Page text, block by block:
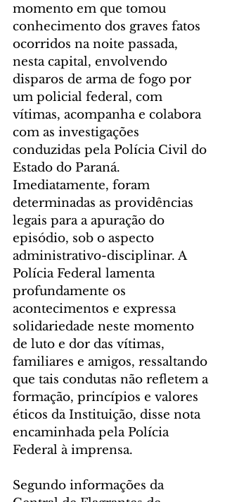
momento em que tomou
conhecimento dos graves fatos
ocorridos na noite passada,
nesta capital, envolvendo
disparos de arma de fogo por
um policial federal, com
vítimas, acompanha e colabora
com as investigações
conduzidas pela Polícia Civil do
Estado do Paraná.
Imediatamente, foram
determinadas as providências
legais para a apuração do
episódio, sob o aspecto
administrativo-disciplinar. A
Polícia Federal lamenta
profundamente os
acontecimentos e expressa
solidariedade neste momento
de luto e dor das vítimas,
familiares e amigos, ressaltando
que tais condutas não refletem a
formação, princípios e valores
éticos da Instituição, disse nota
encaminhada pela Polícia
Federal à imprensa.
Segundo informações da